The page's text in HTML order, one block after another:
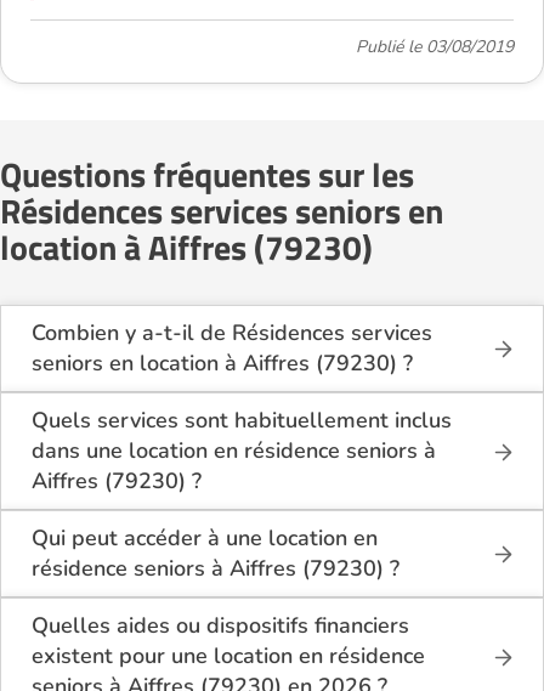
Publié le 03/08/2019
Questions fréquentes sur les
Résidences services seniors en
location à Aiffres (79230)
Combien y a-t-il de Résidences services
seniors en location à Aiffres (79230) ?
Sur le site Logement-seniors.com, on recense
actuellement 1 Résidences services seniors en
location à Aiffres (79230).
Quels services sont habituellement inclus
dans une location en résidence seniors à
Aiffres (79230) ?
En location à Aiffres (79230), la résidence seniors
inclut généralement : l’entretien des espaces
communs, l’accès à des activités, la présence d’un
accueil / surveillance, la restauration ou service
repas optionnel. Certains services sont optionnels et
peuvent faire monter le tarif.
Qui peut accéder à une location en
résidence seniors à Aiffres (79230) ?
La location en résidence seniors à Aiffres (79230)
s’adresse aux personnes autonomes souhaitant un
logement adapté, sécurisé et convivial. Il est
conseillé d’avoir environ 60 ans ou plus, bien que
Quelles aides ou dispositifs financiers
existent pour une location en résidence